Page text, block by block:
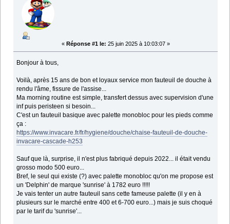
« Réponse #1 le: 25 juin 2025 à 10:03:07 »
Bonjour à tous,
Voilà, après 15 ans de bon et loyaux service mon fauteuil de douche à
rendu l'âme, fissure de l'assise...
Ma morning routine est simple, transfert dessus avec supervision d'une
inf puis peristeen si besoin...
C'est un fauteuil basique avec palette monobloc pour les pieds comme
ça :
https://www.invacare.fr/fr/hygiene/douche/chaise-fauteuil-de-douche-
invacare-cascade-h253
Sauf que là, surprise, il n'est plus fabriqué depuis 2022... il était vendu
grosso modo 500 euro...
Bref, le seul qui existe (?) avec palette monobloc qu'on me propose est
un 'Delphin' de marque 'sunrise' à 1782 euro !!!!!
Je vais tenter un autre fauteuil sans cette fameuse palette (il y en à
plusieurs sur le marché entre 400 et 6-700 euro...) mais je suis choqué
par le tarif du 'sunrise'...